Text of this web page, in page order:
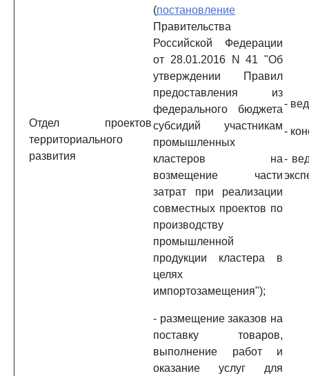
Отдел проектов
территориального
развития
(постановление
Правительства
Российской Федерации
от 28.01.2016 N 41 "Об
утверждении Правил
предоставления из
федерального бюджета
субсидий участникам
промышленных
кластеров на
возмещение части
затрат при реализации
совместных проектов по
производству
промышленной
продукции кластера в
целях
импортозамещения");
- размещение заказов на
поставку товаров,
выполнение работ и
оказание услуг для
-
-
-